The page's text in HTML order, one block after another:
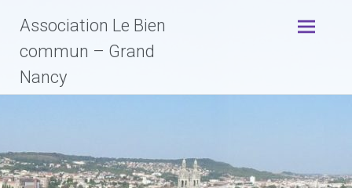
Association Le Bien
commun – Grand
Nancy